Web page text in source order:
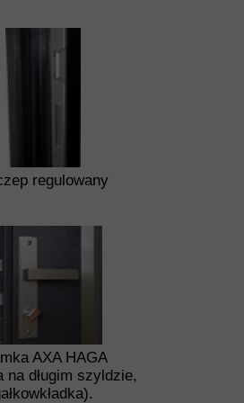
AXA HAGA
na długim szyldzie,
regulowany